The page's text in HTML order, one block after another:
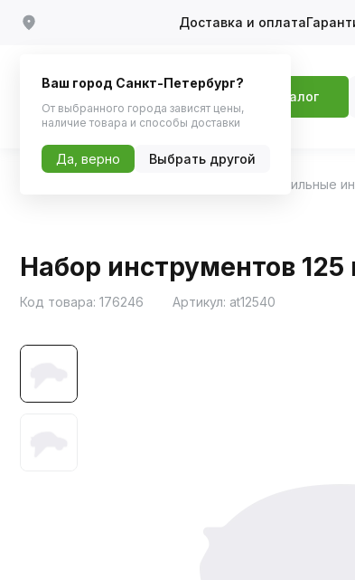
Доставка и оплата
Каталог
Автомобильные
Набор инструментов 125
Код товара: 176246 Артикул: at12540
Ваш город Санкт-Петербург?
От выбранного города зависят цены,
наличие товара и способы доставки
Да, верно Выбрать другой